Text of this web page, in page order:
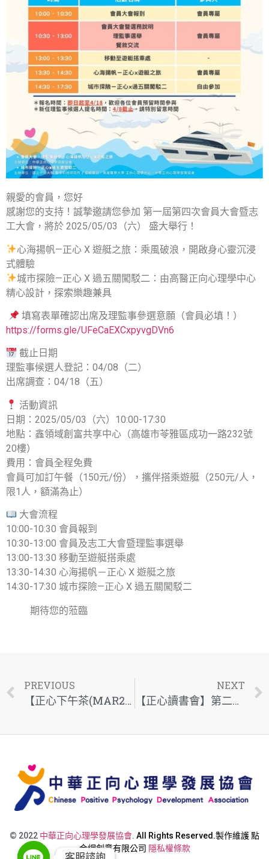
親愛的會員，您好
感謝您的支持！誠摯邀請您參加 第一屆第四次會員大會暨志
工大會，將於 2025/05/03（六） 盛大舉行！
心海揚帆—正心 X 遊艇之旅：乘風破浪，開啟身心靈沉浸
式體驗
城市探險—正心 X 過五關闖駁二：由高醫正向心理學中心
精心設計，探索樂趣兼具
填寫表單確認出席及理監事參選意願（會員必填！）
https://forms.gle/UFeCaEXCxpyvgDVn6
截止日期
理監事候選人登記：04/08（二）
出席調查：04/18（五）
活動資訊
日期：2025/05/03（六）10:00-17:30
地點：鑫領域創富共享中心（高雄市苓雅區成功一路232號
20樓）
費用：會員全程免費
會員可加訂午餐（150元/份），攜伴搭乘遊艇（250元/人，
限1人，額滿為止）
大會流程
10:00-10:30 會員報到
10:30-13:00 會員及志工大會暨理監事選舉
13:00-13:30 移動至遊艇搭乘處
13:30-14:30 心海揚帆－正心 X 遊艇之旅
14:30-17:30 城市探險—正心 X 過五關闖駁二
期待您的蒞臨
PREVIOUS
【正心下午茶(MAR2025)】正心x幸福科學
NEXT
【正心讀書會】第二期開始報名啦！
© 2022 中華正向心理學發展協會. All Rights Reserved.製作維護點
金網創意有限公司 隱私權條款